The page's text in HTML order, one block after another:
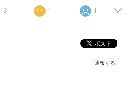
13 1 1
通報する